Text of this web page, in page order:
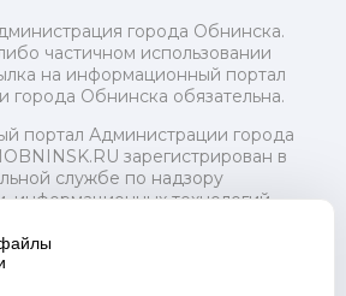
города Обнинска.
частичном использовании
на информационный портал
города Обнинска обязательна.
портал Администрации города
зарегистрирован в
службе по надзору
информационных технологий
(Роскомнадзор) 24 июля
2018 года.
регистрации Эл № ФС77-73321
файлы